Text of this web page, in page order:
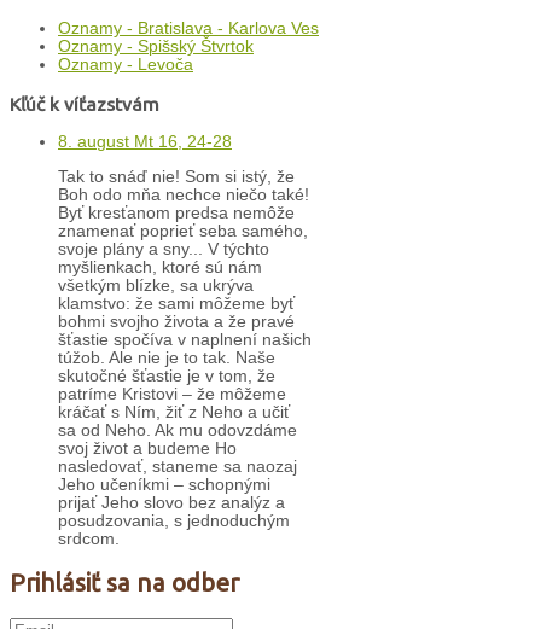
Oznamy - Bratislava - Karlova Ves
Oznamy - Spišský Štvrtok
Oznamy - Levoča
Kľúč k víťazstvám
8. august Mt 16, 24-28
Tak to snáď nie! Som si istý, že
Boh odo mňa nechce niečo také!
Byť kresťanom predsa nemôže
znamenať poprieť seba samého,
svoje plány a sny... V týchto
myšlienkach, ktoré sú nám
všetkým blízke, sa ukrýva
klamstvo: že sami môžeme byť
bohmi svojho života a že pravé
šťastie spočíva v naplnení našich
túžob. Ale nie je to tak. Naše
skutočné šťastie je v tom, že
patríme Kristovi – že môžeme
kráčať s Ním, žiť z Neho a učiť
sa od Neho. Ak mu odovzdáme
svoj život a budeme Ho
nasledovať, staneme sa naozaj
Jeho učeníkmi – schopnými
prijať Jeho slovo bez analýz a
posudzovania, s jednoduchým
srdcom.
Prihlásiť sa na odber